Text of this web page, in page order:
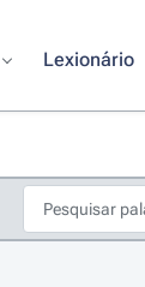
Lexionário